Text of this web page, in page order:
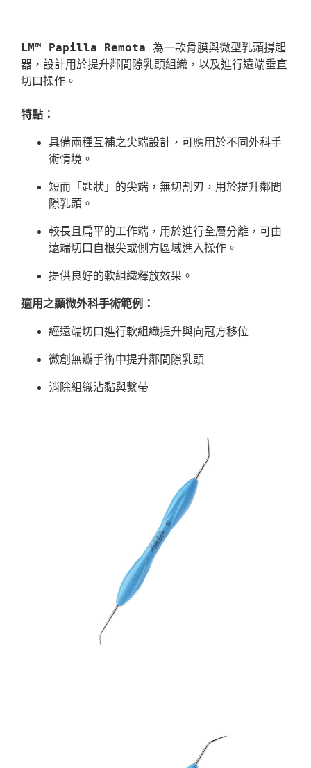
LM™ Papilla Remota 為一款骨膜與微型乳頭撐起
器，設計用於提升鄰間隙乳頭組織，以及進行遠端垂直
切口操作。
特點：
具備兩種互補之尖端設計，可應用於不同外科手
術情境。
短而「匙狀」的尖端，無切割刃，用於提升鄰間
隙乳頭。
較長且扁平的工作端，用於進行全層分離，可由
遠端切口自根尖或側方區域進入操作。
提供良好的軟組織釋放效果。
適用之顯微外科手術範例：
經遠端切口進行軟組織提升與向冠方移位
微創無瓣手術中提升鄰間隙乳頭
消除組織沾黏與繫帶